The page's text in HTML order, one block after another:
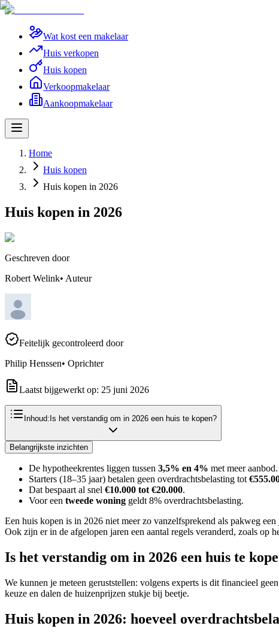
Wat kost een makelaar
Huis verkopen
Huis kopen
Verkoopmakelaar
Aankoopmakelaar
Home
Huis kopen
Huis kopen in 2026
Huis kopen in 2026
Geschreven door
Robert Welink• Auteur
Feitelijk gecontroleerd door
Philip Henssen• Oprichter
Laatst bijgewerkt op: 25 juni 2026
Inhoud: Is het verstandig om in 2026 een huis te kopen?
Belangrijkste inzichten
De hypotheekrentes liggen tussen 3,5% en 4% met meer aanbod.
Starters (18–35 jaar) betalen geen overdrachtsbelasting tot
Dat bespaart al snel €10.000 tot €20.000.
Voor een tweede woning geldt 8% overdrachtsbelasting.
Een huis kopen is in 2026 niet meer zo vanzelfsprekend als pakweg
Ook zijn er in de afgelopen jaren een aantal regels veranderd, zoals op
Is het verstandig om in 2026 een huis te
We kunnen je meteen geruststellen: volgens experts is dit financieel
keuze en dalen de huizenprijzen stukje bij beetje.
Huis kopen in 2026: hoeveel